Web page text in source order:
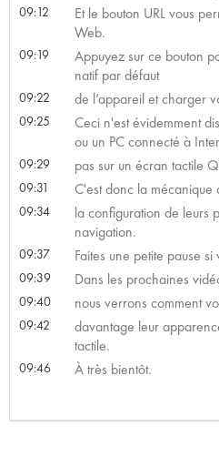
09:12
Et le bouton URL vous
Web.
09:19
Appuyez sur ce bouton
natif par défaut
09:22 de l’appareil et charger
09:25
Ceci n'est évidemment
ou un PC connecté à
09:29 pas sur un écran tactile
09:31 C'est donc la
09:34
la configuration de leurs
navigation.
09:37 Faites une petite pause
09:39 Dans les prochaines
09:40 nous verrons comment
09:42
davantage leur
tactile.
09:46 À très bientôt.